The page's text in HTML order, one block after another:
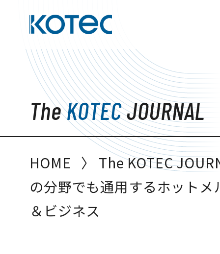
The KOTEC JOURNAL
主要分野
加工技術
機能加工
お知らせ
TheKOTECJOURNAL
HOME 〉
The KOTEC
の分野でも通用するホット
＆ビジネス